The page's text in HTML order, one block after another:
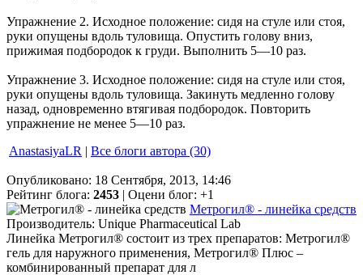
Упражнение 2. Исходное положение: сидя на стуле или стоя,
руки опущены вдоль туловища. Опустить голову вниз,
прижимая подбородок к груди. Выполнить 5—10 раз.
Упражнение 3. Исходное положение: сидя на стуле или стоя,
руки опущены вдоль туловища. Закинуть медленно голову
назад, одновременно втягивая подбородок. Повторить
упражнение не менее 5—10 раз.
AnastasiyaLR | Все блоги автора (30)
Опубликовано: 18 Сентября, 2013, 14:46
Рейтинг блога: 2453 | Оцени блог: +1
Метрогил® - линейка средств
Производитель: Unique Pharmaceutical Lab
Линейка Метрогил® состоит из трех препаратов: Метрогил®
гель для наружного применения, Метрогил® Плюс –
комбинированный препарат для л